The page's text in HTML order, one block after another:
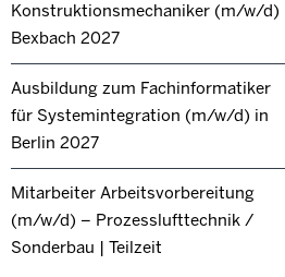
Konstruktionsmechaniker (m/w/d)
Bexbach 2027
Ausbildung zum Fachinformatiker
für Systemintegration (m/w/d) in
Berlin 2027
Mitarbeiter Arbeitsvorbereitung
(m/w/d) – Prozesslufttechnik /
Sonderbau | Teilzeit